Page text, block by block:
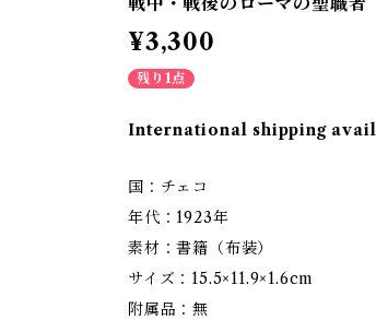
¥3,300
残り1点
International shipping
国：チェコ
年代：1923年
素材：書籍（布装）
サイズ：15.5×11.9×1.6cm
附属品：無